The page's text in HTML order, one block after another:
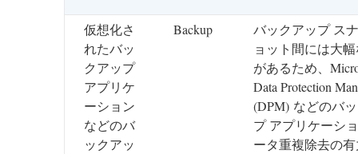
仮想化さ
れたバッ
クアップ
アプリケ
ーション
などのバ
ックアッ
Backup
バックアップ ス
ョット間には大
があるため、
Data Protection
(DPM) などのバ
プ アプリケーシ
ータ重複除去の